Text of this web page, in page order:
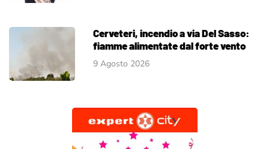
Cerveteri, incendio a via Del Sasso:
fiamme alimentate dal forte vento
9 Agosto 2026